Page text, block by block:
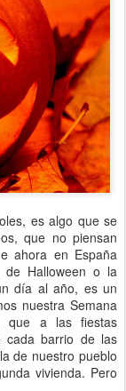
es algo que se
que no piensan
ahora en España
de Halloween o la
día al año, es un
nuestra Semana
que a las fiestas
cada barrio de las
de nuestro pueblo
vivienda. Pero